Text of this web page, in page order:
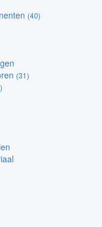
(40)
(31)